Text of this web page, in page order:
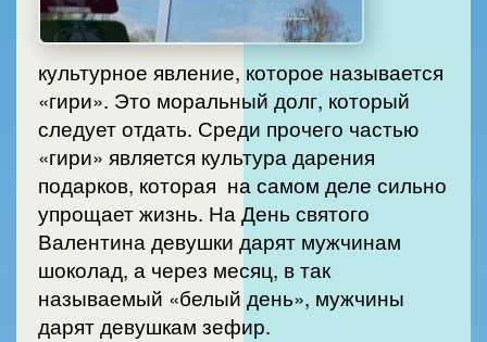
культурное явление, которое называется
«гири». Это моральный долг, который
следует отдать. Среди прочего частью
«гири» является культура дарения
подарков, которая на самом деле сильно
упрощает жизнь. На День святого
Валентина девушки дарят мужчинам
шоколад, а через месяц, в так
называемый «белый день», мужчины
дарят девушкам зефир.